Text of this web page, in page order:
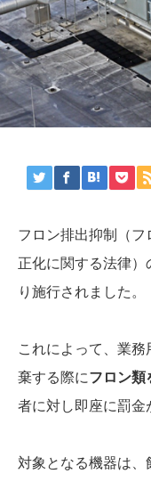
フロン排出抑制（
正化に関する法律）
り施行されました。
これによって、業
棄する際にフロン類
者に対し即座に罰金
対象となる機器は